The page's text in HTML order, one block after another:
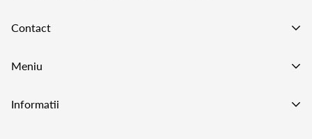
Contact
Strada Preciziei 1e, Bucuresti
+40752227009
Meniu
Lustre LED
Informatii